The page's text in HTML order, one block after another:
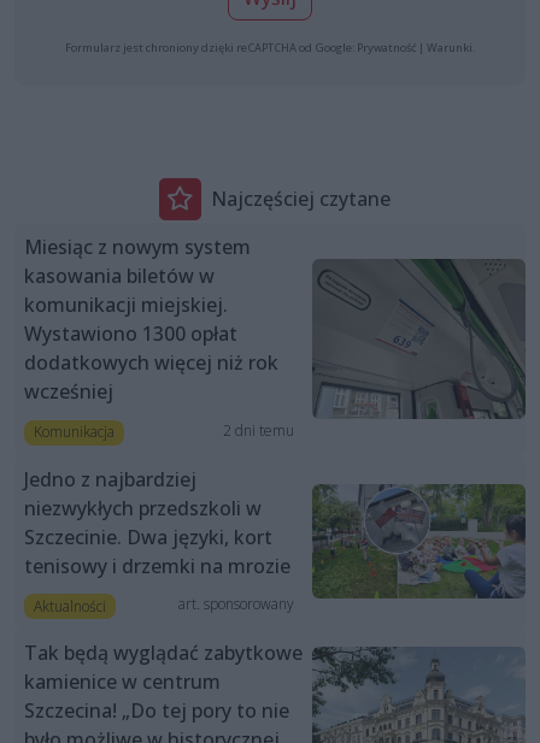
Formularz jest chroniony dzięki reCAPTCHA od Google: Prywatność | Warunki
Najczęściej czytane
Miesiąc z nowym system
kasowania biletów w
komunikacji miejskiej.
Wystawiono 1300 opłat
dodatkowych więcej niż rok
wcześniej
Komunikacja 2 dni temu
Jedno z najbardziej
niezwykłych przedszkoli w
Szczecinie. Dwa języki, kort
tenisowy i drzemki na mrozie
Aktualności art. sponsorowany
Tak będą wyglądać zabytkowe
kamienice w centrum
Szczecina! „Do tej pory to nie